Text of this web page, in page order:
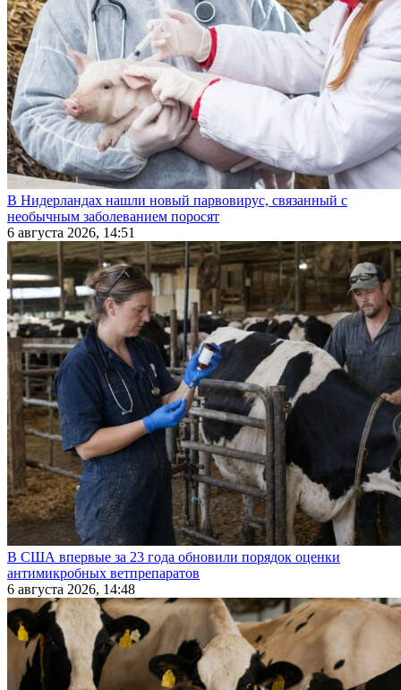
В Нидерландах нашли новый парвовирус, связанный с
необычным заболеванием поросят
6 августа 2026, 14:51
В США впервые за 23 года обновили порядок оценки
антимикробных ветпрепаратов
6 августа 2026, 14:48